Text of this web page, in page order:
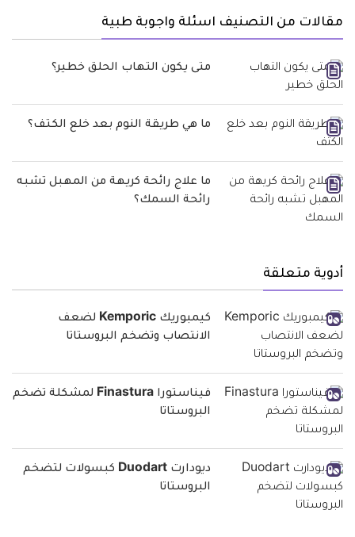
مقالات من التصنيف اسئلة واجوبة طبية
متى يكون التهاب الحلق خطير؟
ما هي طريقة النوم بعد خلع الكتف؟
ما علاج رائحة كريهة من المهبل تشبه
رائحة السمك؟
أدوية متعلقة
كيمبوريك Kemporic لضعف
الانتصاب وتضخم البروستاتا
فيناستورا Finastura لمشكلة تضخم
البروستاتا
ديودارت Duodart كبسولات لتضخم
البروستاتا